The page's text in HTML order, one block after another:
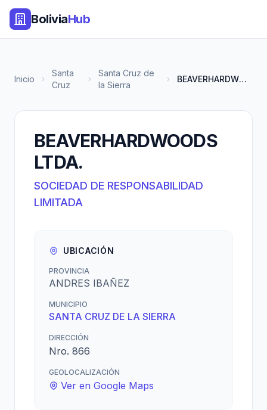
BoliviaHub
Inicio
Santa
Cruz
Santa Cruz de
la Sierra
BEAVERHARDWOODS LTDA.
BEAVERHARDWOODS
LTDA.
SOCIEDAD DE RESPONSABILIDAD
LIMITADA
UBICACIÓN
PROVINCIA
ANDRES IBAÑEZ
MUNICIPIO
SANTA CRUZ DE LA SIERRA
DIRECCIÓN
Nro. 866
GEOLOCALIZACIÓN
Ver en Google Maps